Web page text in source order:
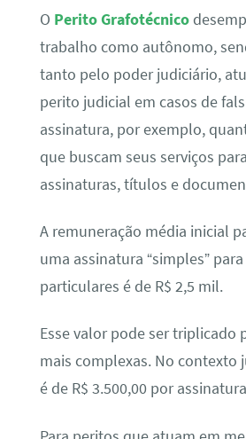
O Perito Grafotécnico
trabalho como autônomo,
tanto pelo poder judiciário,
perito judicial em casos de
assinatura, por exemplo,
que buscam seus serviços
assinaturas, títulos e
A remuneração média inicial
uma assinatura “simples”
particulares é de R$ 2,5 mil.
Esse valor pode ser triplicado
mais complexas. No contexto
é de R$ 3.500,00 por